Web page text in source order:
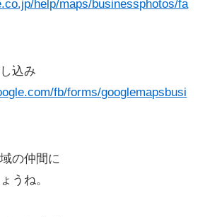
help/maps/businessphotos/fa
込み
fb/forms/googlemapsbusi
の仲間に
うね。